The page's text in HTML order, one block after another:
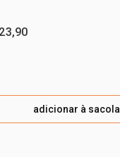
adicionar à sacola